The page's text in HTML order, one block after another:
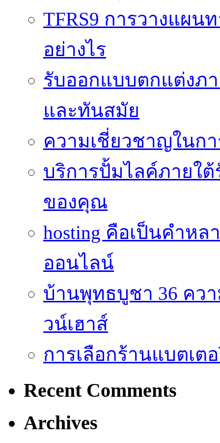
TFRS9 การวางแผน
อย่างไร
รับออกแบบตกแต่งภ
และทันสมัย
ความเชี่ยวชาญในก
บริการปั้มไลค์ภายใต้
ของคุณ
hosting คือเป็นคำห
ออนไลน์
บ้านพุทธบูชา 36 คว
วน์เฮาส์
การเลือกร้านแบตเต
Recent Comments
Archives